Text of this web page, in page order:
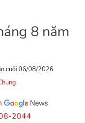
8 năm
cuối 06/08/2026
2044